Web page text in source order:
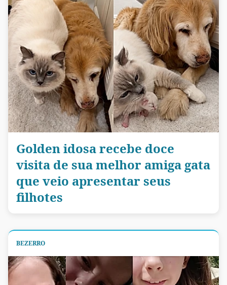
Golden idosa recebe doce
visita de sua melhor amiga gata
que veio apresentar seus
filhotes
BEZERRO